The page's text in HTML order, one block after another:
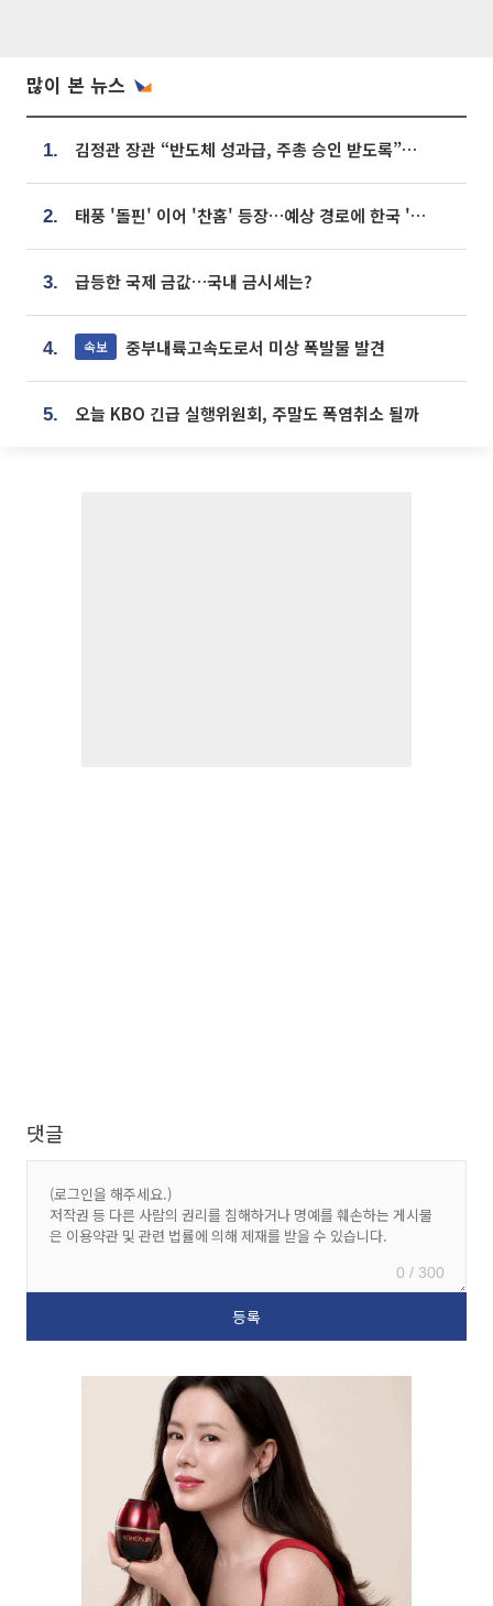
많이 본 뉴스
1. 김정관 장관 “반도체 성과급, 주총 승인 받도록”…상법·자본시장법 개정 시사
2. 태풍 '돌핀' 이어 '찬홈' 등장…예상 경로에 한국 '한숨'
3. 급등한 국제 금값…국내 금시세는?
4. 속보 중부내륙고속도로서 미상 폭발물 발견
5. 오늘 KBO 긴급 실행위원회, 주말도 폭염취소 될까
댓글
0 / 300